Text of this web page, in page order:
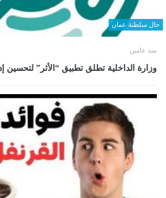
حال سلطنة عمان
منذ عامين
وزارة الداخلية تطلق تطبيق “الأثر” لتحسين